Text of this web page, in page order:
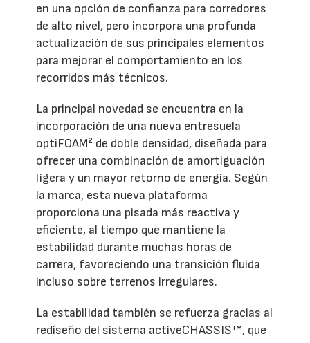
en una opción de confianza para corredores
de alto nivel, pero incorpora una profunda
actualización de sus principales elementos
para mejorar el comportamiento en los
recorridos más técnicos.
La principal novedad se encuentra en la
incorporación de una nueva entresuela
optiFOAM² de doble densidad, diseñada para
ofrecer una combinación de amortiguación
ligera y un mayor retorno de energía. Según
la marca, esta nueva plataforma
proporciona una pisada más reactiva y
eficiente, al tiempo que mantiene la
estabilidad durante muchas horas de
carrera, favoreciendo una transición fluida
incluso sobre terrenos irregulares.
La estabilidad también se refuerza gracias al
rediseño del sistema activeCHASSIS™, que